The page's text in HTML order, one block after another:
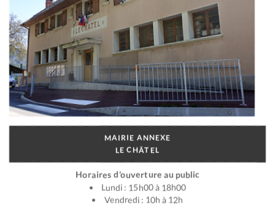
MAIRIE ANNEXE
LE CHÂTEL
Horaires d’ouverture au public
Lundi : 15h00 à 18h00
Vendredi : 10h à 12h